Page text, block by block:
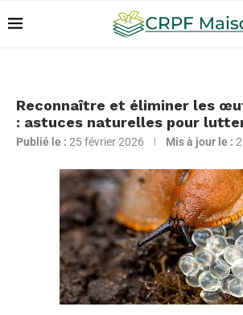
Reconnaître et éliminer les
: astuces naturelles pour
Publié le : 25 février 2026 Mis à jour le :